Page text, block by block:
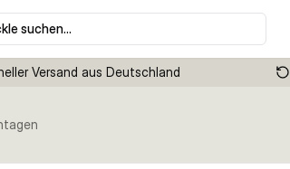
suchen…
Versand aus Deutschland